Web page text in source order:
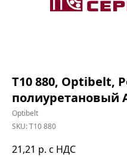
T10 880, Optibelt,
полиуретановый
Optibelt
SKU:T10 880
21,21 р. с НДС